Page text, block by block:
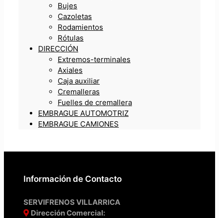
Bujes
Cazoletas
Rodamientos
Rótulas
DIRECCIÓN
Extremos-terminales
Axiales
Caja auxiliar
Cremalleras
Fuelles de cremallera
EMBRAGUE AUTOMOTRIZ
EMBRAGUE CAMIONES
Información de Contacto
SERVIFRENOS VILLARRICA
Dirección Comercial: